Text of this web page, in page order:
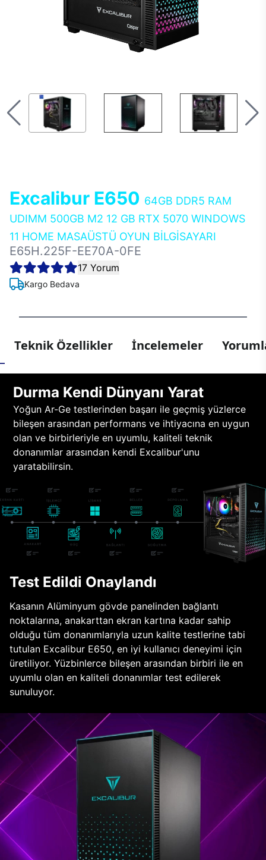
Excalibur E650 64GB DDR5 RAM
UDIMM 500GB M2 12 GB RTX 5070 WINDOWS
11 HOME MASAÜSTÜ OYUN BİLGİSAYARI
E65H.225F-EE70A-0FE
17 Yorum
Kargo Bedava
Teknik Özellikler İncelemeler
Durma Kendi Dünyanı Yarat
Yoğun Ar-Ge testlerinden başarı ile geçmiş yüzlerce
bileşen arasından performans ve ihtiyacına en uygun
olan ve birbirleriyle en uyumlu, kaliteli teknik
donanımlar arasından kendi Excalibur'unu
yaratabilirsin.
Test Edildi Onaylandı
Kasanın Alüminyum gövde panelinden bağlantı
noktalarına, anakarttan ekran kartına kadar sahip
olduğu tüm donanımlarıyla uzun kalite testlerine tabi
tutulan Excalibur E650, en iyi kullanıcı deneyimi için
üretiliyor. Yüzbinlerce bileşen arasından birbiri ile en
uyumlu olan en kaliteli donanımlar test edilerek
sunuluyor.